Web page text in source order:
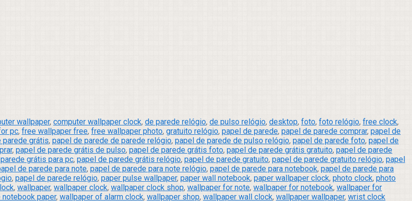
wallpaper, computer wallpaper clock, de parede relógio, de pulso relógio, desktop, foto, foto relógio, free clock,
pc, free wallpaper free, free wallpaper photo, gratuito relógio, papel de parede, papel de parede comprar, papel de
parede grátis, papel de parede de parede relógio, papel de parede de pulso relógio, papel de parede foto, papel de
, papel de parede grátis de pulso, papel de parede grátis foto, papel de parede grátis gratuito, papel de parede
grátis para pc, papel de parede grátis relógio, papel de parede gratuito, papel de parede gratuito relógio, papel
de parede para note, papel de parede para note relógio, papel de parede para notebook, papel de parede para
, papel de parede relógio, paper pulse wallpaper, paper wall notebook, paper wallpaper clock, photo clock, photo
, wallpaper, wallpaper clock, wallpaper clock shop, wallpaper for note, wallpaper for notebook, wallpaper for
paper, wallpaper of alarm clock, wallpaper shop, wallpaper wall clock, wallpaper wallpaper, wrist clock